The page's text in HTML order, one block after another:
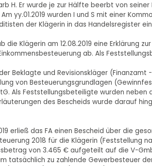
H. Er wurde je zur Hälfte beerbt von
yy.01.2019 wurden I und S mit einer
der Klägerin in das Handelsregister
die Klägerin am 12.08.2019 eine Erklärung
ab. Als
der Beklagte und Revisionskläger
von Besteuerungsgrundlagen
Als Feststellungsbeteiligte wurden
des Bescheids wurde darauf
erließ das FA einen Bescheid über die
2018 für die Klägerin (Feststellung
von 3.465 € aufgeteilt auf die V-
tatsächlich zu zahlende Gewerbesteuer